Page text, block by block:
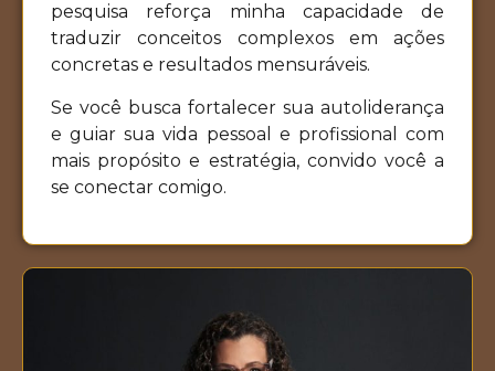
pesquisa reforça minha capacidade de
traduzir conceitos complexos em ações
concretas e resultados mensuráveis.
Se você busca fortalecer sua autoliderança
e guiar sua vida pessoal e profissional com
mais propósito e estratégia, convido você a
se conectar comigo.